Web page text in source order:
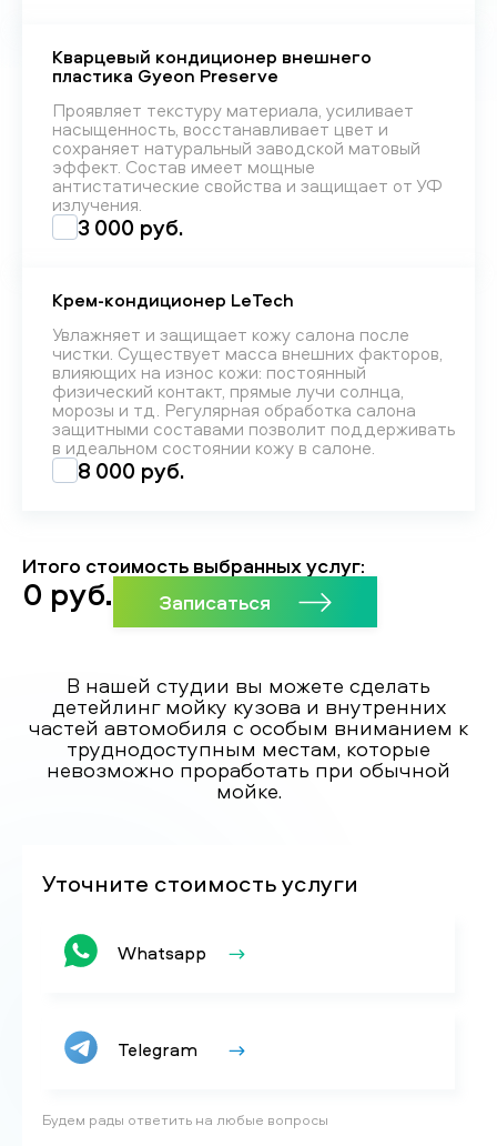
Кварцевый кондиционер внешнего
пластика Gyeon Preserve
Проявляет текстуру материала, усиливает
насыщенность, восстанавливает цвет и
сохраняет натуральный заводской матовый
эффект. Состав имеет мощные
антистатические свойства и защищает от УФ
излучения.
3 000 руб.
Крем-кондиционер LeTech
Увлажняет и защищает кожу салона после
чистки. Существует масса внешних факторов,
влияющих на износ кожи: постоянный
физический контакт, прямые лучи солнца,
морозы и тд. Регулярная обработка салона
защитными составами позволит поддерживать
в идеальном состоянии кожу в салоне.
8 000 руб.
Итого стоимость выбранных услуг:
0 руб. Записаться
В нашей студии вы можете сделать
детейлинг мойку кузова и внутренних
частей автомобиля с особым вниманием к
труднодоступным местам, которые
невозможно проработать при обычной
мойке.
Уточните стоимость услуги
Whatsapp
Telegram
Будем рады ответить на любые вопросы